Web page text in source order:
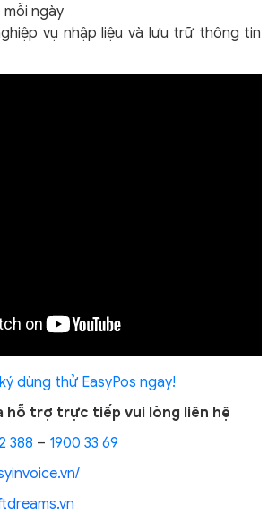
ngày
vụ nhập liệu và lưu trữ thông tin
dùng thử EasyPos ngay!
hỗ trợ trực tiếp vui lòng liên hệ
388 – 1900 33 69